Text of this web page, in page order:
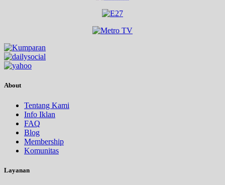
About
Tentang Kami
Info Iklan
FAQ
Blog
Membership
Komunitas
Layanan